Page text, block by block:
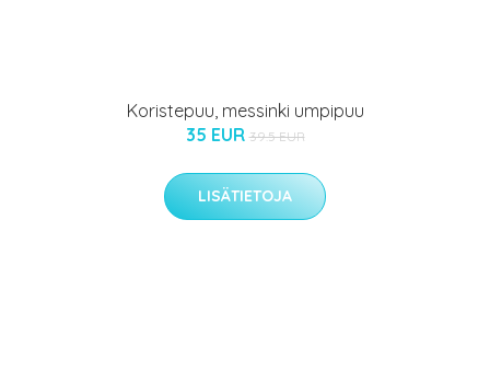
Koristepuu, messinki umpipuu
35 EUR 39.5 EUR
LISÄTIETOJA